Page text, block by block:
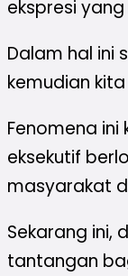
ekspresi
Dalam hal ini
kemudian
Fenomena
eksekutif
masyarakat
Sekarang ini,
tantangan